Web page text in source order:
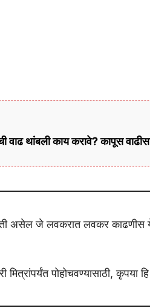
वाढ थांबली काय करावे? कापूस
असेल जे लवकरात लवकर
पोहोचवण्यासाठी, कृपया